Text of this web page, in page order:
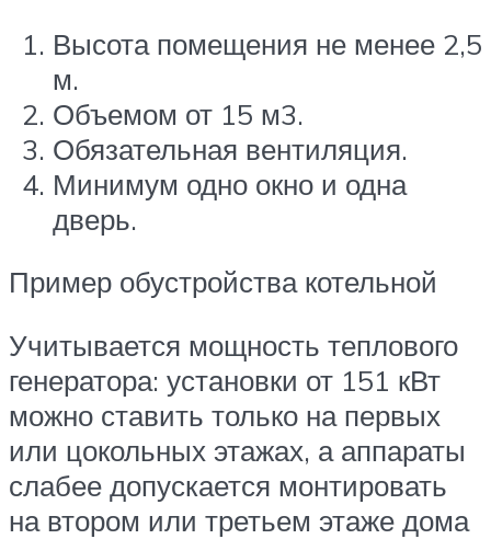
Высота помещения не менее 2,5
м.
Объемом от 15 м3.
Обязательная вентиляция.
Минимум одно окно и одна
дверь.
Пример обустройства котельной
Учитывается мощность теплового
генератора: установки от 151 кВт
можно ставить только на первых
или цокольных этажах, а аппараты
слабее допускается монтировать
на втором или третьем этаже дома